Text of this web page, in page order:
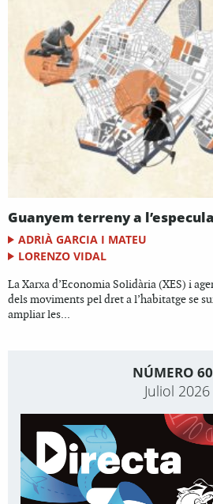
Guanyem terreny a
ADRIÀ GARCIA I MATEU
LORENZO VIDAL
La Xarxa d’Economia Solidària (XES) i
dels moviments pel dret a l’habitatge se
ampliar les...
NÚMERO
Juliol 2026